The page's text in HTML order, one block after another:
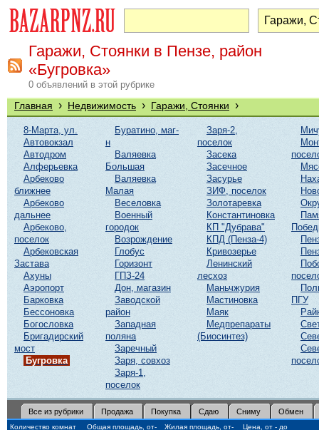
Гаражи, Стоянки в Пензе, район
«Бугровка»
0 объявлений в этой рубрике
Главная › Недвижимость › Гаражи, Стоянки ›
8-Марта, ул.
Автовокзал
Автодром
Алферьевка
Арбеково
ближнее
Арбеково
дальнее
Арбеково,
поселок
Арбековская
Застава
Ахуны
Аэропорт
Барковка
Бессоновка
Богословка
Бригадирский
мост
Бугровка
Буратино, маг-
н
Валяевка
Большая
Валяевка
Малая
Веселовка
Военный
городок
Возрождение
Глобус
Горизонт
ГПЗ-24
Дон, магазин
Заводской
район
Западная
поляна
Заречный
Заря, совхоз
Заря-1,
поселок
Заря-2,
поселок
Засека
Засечное
Засурье
ЗИФ, поселок
Золотаревка
Константиновка
КП "Дубрава"
КПД (Пенза-4)
Кривозерье
Ленинский
лесхоз
Маньчжурия
Мастиновка
Маяк
Медпрепараты
(Биосинтез)
ПГУ
Все из рубрики Продажа Покупка Сдаю Сниму Обмен
Количество комнат
Общая площадь, от-
Жилая площадь, от-
Цена, от - до